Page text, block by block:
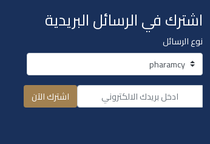
اشترك في الرسائل البريدية
نوع الرسائل
اشترك الآن